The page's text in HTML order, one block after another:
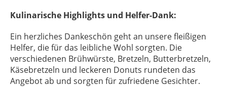
Kulinarische Highlights und Helfer-Dank:
Ein herzliches Dankeschön geht an unsere fleißigen
Helfer, die für das leibliche Wohl sorgten. Die
verschiedenen Brühwürste, Bretzeln, Butterbretzeln,
Käsebretzeln und leckeren Donuts rundeten das
Angebot ab und sorgten für zufriedene Gesichter.